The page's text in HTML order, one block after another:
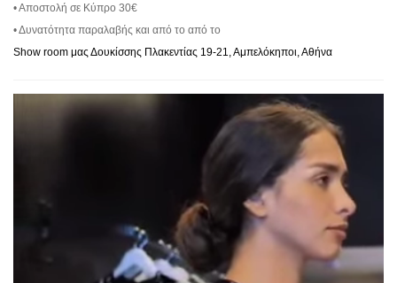
• Αποστολή σε Κύπρο 30€
• Δυνατότητα παραλαβής και από το από το
Show room μας Δουκίσσης Πλακεντίας 19-21, Αμπελόκηποι, Αθήνα